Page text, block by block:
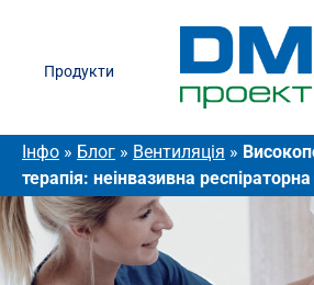
Продукти
Інфо » Блог » Вентиляція »
терапія: неінвазивна